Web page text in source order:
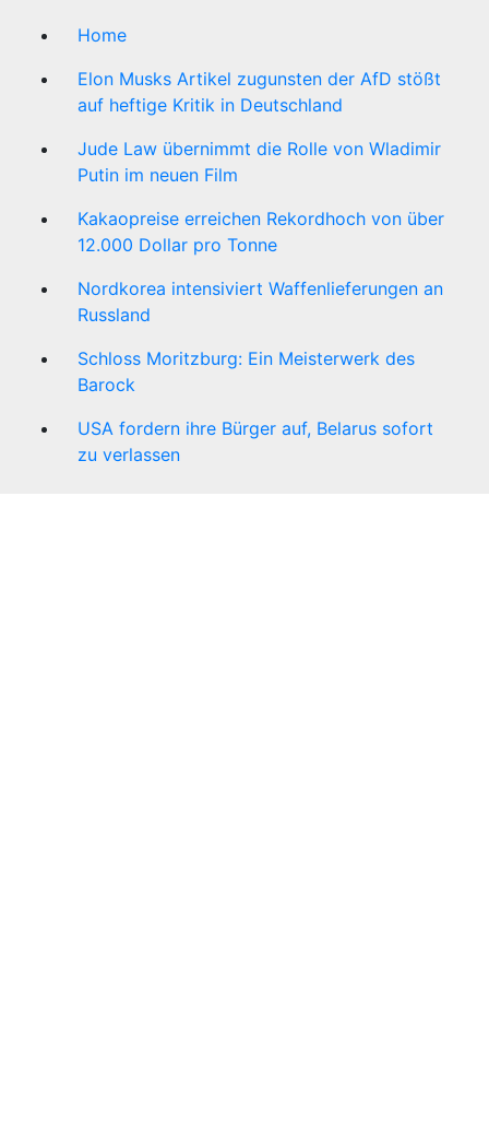
Home
Elon Musks Artikel zugunsten der AfD stößt
auf heftige Kritik in Deutschland
Jude Law übernimmt die Rolle von Wladimir
Putin im neuen Film
Kakaopreise erreichen Rekordhoch von über
12.000 Dollar pro Tonne
Nordkorea intensiviert Waffenlieferungen an
Russland
Schloss Moritzburg: Ein Meisterwerk des
Barock
USA fordern ihre Bürger auf, Belarus sofort
zu verlassen